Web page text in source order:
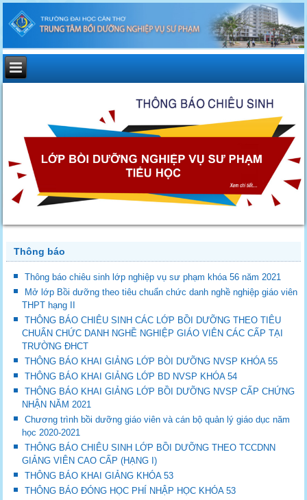
Thông báo
Thông báo chiêu sinh lớp nghiệp vụ sư phạm khóa 56 năm 2021
Mở lớp Bồi dưỡng theo tiêu chuẩn chức danh nghề nghiệp giáo viên
THPT hạng II
THÔNG BÁO CHIÊU SINH CÁC LỚP BỒI DƯỠNG THEO TIÊU
CHUẨN CHỨC DANH NGHỀ NGHIỆP GIÁO VIÊN CÁC CẤP TẠI
TRƯỜNG ĐHCT
THÔNG BÁO KHAI GIẢNG LỚP BÒI DƯỠNG NVSP KHÓA 55
THÔNG BÁO KHAI GIẢNG LỚP BD NVSP KHÓA 54
THÔNG BÁO KHAI GIẢNG LỚP BỒI DƯỠNG NVSP CẤP CHỨNG
NHẬN NĂM 2021
Chương trình bồi dưỡng giáo viên và cán bộ quản lý giáo dục năm
học 2020-2021
THÔNG BÁO CHIÊU SINH LỚP BỒI DƯỠNG THEO TCCDNN
GIẢNG VIÊN CAO CẤP (HẠNG I)
THÔNG BÁO KHAI GIẢNG KHÓA 53
THÔNG BÁO ĐÓNG HỌC PHÍ NHẬP HỌC KHÓA 53